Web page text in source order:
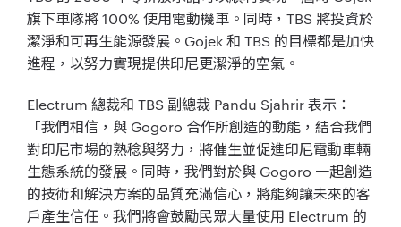
旗下車隊將 100% 使用電動機車。同時，TBS 將投資於
潔淨和可再生能源發展。Gojek 和 TBS 的目標都是加快
進程，以努力實現提供印尼更潔淨的空氣。
Electrum 總裁和 TBS 副總裁 Pandu Sjahrir 表示：
「我們相信，與 Gogoro 合作所創造的動能，結合我們
對印尼市場的熟稔與努力，將催生並促進印尼電動車輛
生態系統的發展。同時，我們對於與 Gogoro 一起創造
的技術和解決方案的品質充滿信心，將能夠讓未來的客
戶產生信任。我們將會鼓勵民眾大量使用 Electrum 的